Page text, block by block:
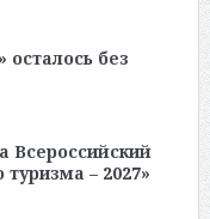
без
Всероссийский
туризма – 2027»